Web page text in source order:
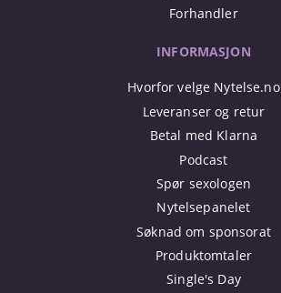
Forhandler
INFORMASJON
Hvorfor velge Nytelse.no
Leveranser og retur
Betal med Klarna
Podcast
Spør sexologen
Nytelsepanelet
Søknad om sponsorat
Produktomtaler
Single's Day